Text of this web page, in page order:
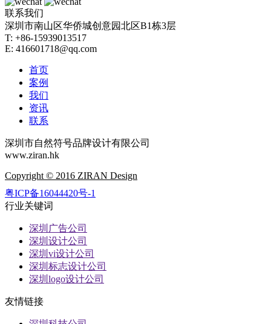
联系我们
深圳市南山区华侨城创意园北区B1栋3层
T: +86-15939013517
E: 416601718@qq.com
首页
案例
我们
资讯
联系
深圳市自然符号品牌设计有限公司
www.ziran.hk
Copyright © 2016 ZIRAN Design
粤ICP备16044420号-1
行业关键词
深圳广告公司
深圳设计公司
深圳vi设计公司
深圳标志设计公司
深圳logo设计公司
友情链接